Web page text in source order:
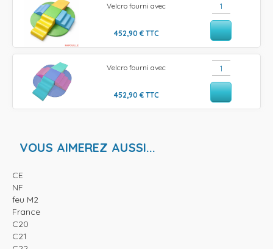
Velcro fourni avec
452,90 € TTC
Velcro fourni avec
452,90 € TTC
VOUS AIMEREZ AUSSI...
CE
NF
feu M2
France
C20
C21